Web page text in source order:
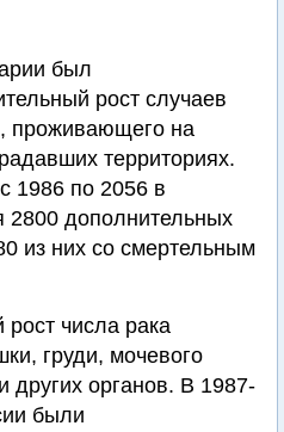
был
рост случаев
проживающего на
территориях.
1986 по 2056 в
2800 дополнительных
из них со смертельным
числа рака
груди, мочевого
других органов. В 1987-
были